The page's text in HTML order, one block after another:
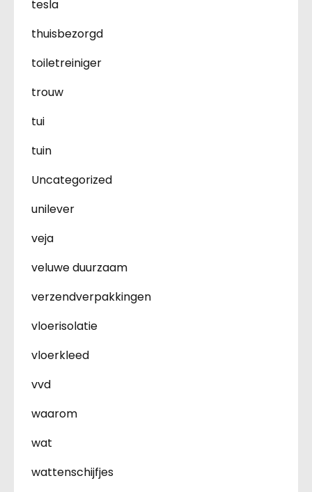
tesla
thuisbezorgd
toiletreiniger
trouw
tui
tuin
Uncategorized
unilever
veja
veluwe duurzaam
verzendverpakkingen
vloerisolatie
vloerkleed
vvd
waarom
wat
wattenschijfjes